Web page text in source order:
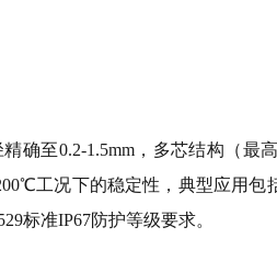
确至0.2-1.5mm，多芯结构（最
工况下的稳定性，典型应用
标准IP67防护等级要求。